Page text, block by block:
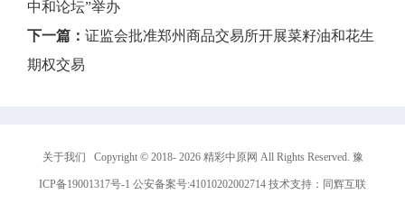
中和论坛”举办
下一篇： 证监会批准郑州商品交易所开展菜籽油和花生
期权交易
关于我们 Copyright © 2018- 2026 精彩中原网 All Rights Reserved. 豫
ICP备19001317号-1 公安备案号:41010202002714 技术支持： 同辉互联